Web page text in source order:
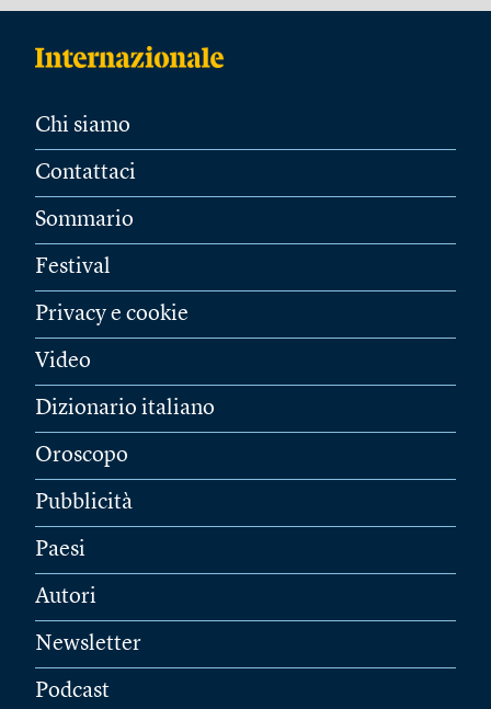
Chi siamo
Contattaci
Sommario
Festival
Privacy e cookie
Video
Dizionario italiano
Oroscopo
Pubblicità
Paesi
Autori
Newsletter
Podcast